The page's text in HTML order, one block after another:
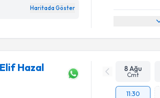
Haritada Göster
Hazal
8 Ağu
Cmt
11:30